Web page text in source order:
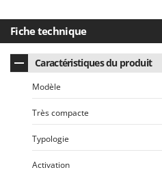
Zodiac
Zomax
Fiche technique
Caractéristiques du produit
Modèle
Très compacte
Typologie
Activation